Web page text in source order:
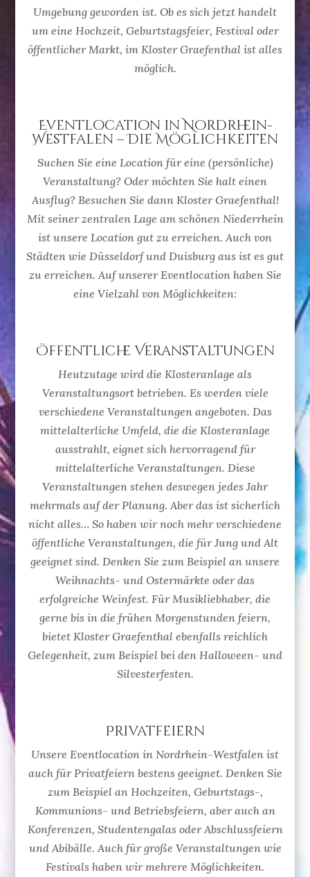
Umgebung geworden ist. Ob es sich jetzt handelt
um eine Hochzeit, Geburtstagsfeier, Festival oder
öffentlicher Markt, im Kloster Graefenthal ist alles
möglich.
Eventlocation in Nordrhein-
Westfalen – Die Möglichkeiten
Suchen Sie eine Location für eine (persönliche)
Veranstaltung? Oder möchten Sie halt einen
Ausflug? Besuchen Sie dann Kloster Graefenthal!
Mit seiner zentralen Lage am schönen Niederrhein
ist unsere Location gut zu erreichen. Auch von
Städten wie Düsseldorf und Duisburg aus ist es gut
zu erreichen. Auf unserer Eventlocation haben Sie
eine Vielzahl von Möglichkeiten:
Öffentliche Veranstaltungen
Heutzutage wird die Klosteranlage als
Veranstaltungsort betrieben. Es werden viele
verschiedene Veranstaltungen angeboten. Das
mittelalterliche Umfeld, die die Klosteranlage
ausstrahlt, eignet sich hervorragend für
mittelalterliche Veranstaltungen. Diese
Veranstaltungen stehen deswegen jedes Jahr
mehrmals auf der Planung. Aber das ist sicherlich
nicht alles… So haben wir noch mehr verschiedene
öffentliche Veranstaltungen, die für Jung und Alt
geeignet sind. Denken Sie zum Beispiel an unsere
Weihnachts- und Ostermärkte oder das
erfolgreiche Weinfest. Für Musikliebhaber, die
gerne bis in die frühen Morgenstunden feiern,
bietet Kloster Graefenthal ebenfalls reichlich
Gelegenheit, zum Beispiel bei den Halloween- und
Silvesterfesten.
Privatfeiern
Unsere Eventlocation in Nordrhein-Westfalen ist
auch für Privatfeiern bestens geeignet. Denken Sie
zum Beispiel an Hochzeiten, Geburtstags-,
Kommunions- und Betriebsfeiern, aber auch an
Konferenzen, Studentengalas oder Abschlussfeiern
und Abibälle. Auch für große Veranstaltungen wie
Festivals haben wir mehrere Möglichkeiten.